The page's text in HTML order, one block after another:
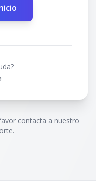
contacta a nuestro